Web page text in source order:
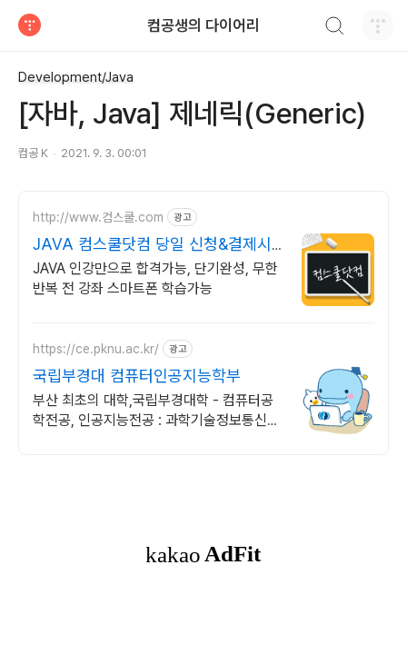
컴공생의 다이어리
Development/Java
[자바, Java] 제네릭(Generic)
컴공 K 2021. 9. 3. 00:01
http://www.컴스쿨.com 광고
JAVA 컴스쿨닷컴 당일 신청&결제시
기프티콘!
JAVA 인강만으로 합격가능, 단기완성, 무한
반복 전 강좌 스마트폰 학습가능
https://ce.pknu.ac.kr/ 광고
국립부경대 컴퓨터인공지능학부
부산 최초의 대학,국립부경대학 - 컴퓨터공
학전공, 인공지능전공 : 과학기술정보통신부